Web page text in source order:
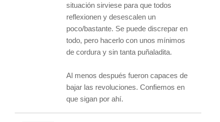
situación sirviese para que todos
reflexionen y desescalen un
poco/bastante. Se puede discrepar en
todo, pero hacerlo con unos mínimos
de cordura y sin tanta puñaladita.
Al menos después fueron capaces de
bajar las revoluciones. Confiemos en
que sigan por ahí.